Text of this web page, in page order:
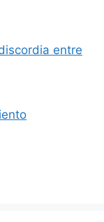
entre